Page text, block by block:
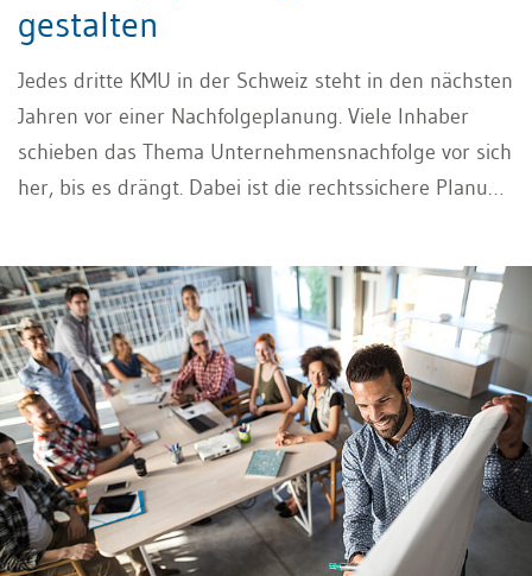
gestalten
Jedes dritte KMU in der Schweiz steht in den nächsten
Jahren vor einer Nachfolgeplanung. Viele Inhaber
schieben das Thema Unternehmensnachfolge vor sich
her, bis es drängt. Dabei ist die rechtssichere Planung
Unternehmerleben.